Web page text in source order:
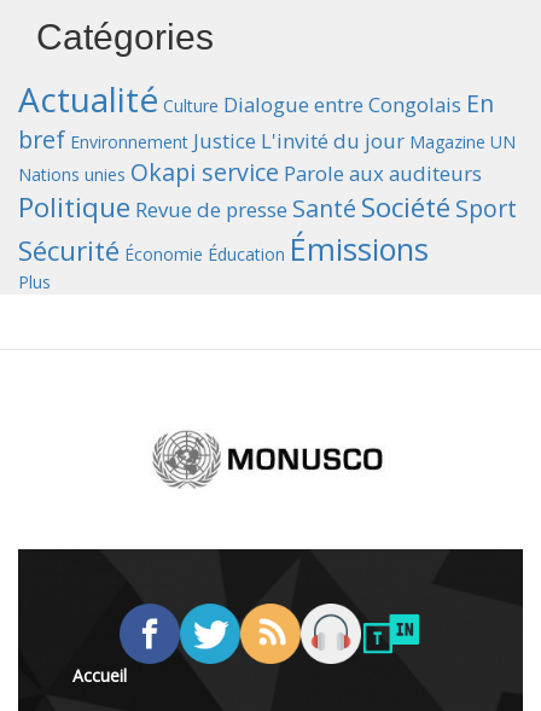
Catégories
Actualité Culture Dialogue entre Congolais En
bref Environnement Justice L'invité du jour Magazine UN
Nations unies Okapi service Parole aux auditeurs
Politique Revue de presse Santé Société Sport
Sécurité Économie Éducation Émissions
Plus
Accueil